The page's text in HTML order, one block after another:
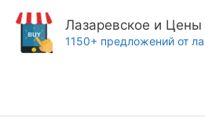
Перейти
содержимому
Лазаревское и
1150+ предложений от